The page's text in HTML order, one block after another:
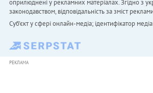
оприлюднені у рекламних матеріалах. Згідно з
законодавством, відповідальність за зміст
Cуб'єкт у сфері онлайн-медіа; ідентифікатор
РЕКЛАМА